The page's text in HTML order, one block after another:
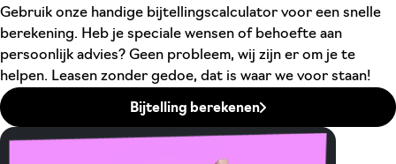
Gebruik onze handige bijtellingscalculator voor een snelle
berekening. Heb je speciale wensen of behoefte aan
persoonlijk advies? Geen probleem, wij zijn er om je te
helpen. Leasen zonder gedoe, dat is waar we voor staan!
Bijtelling berekenen